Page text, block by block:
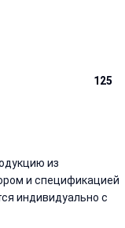
125
из
и спецификацией
индивидуально с